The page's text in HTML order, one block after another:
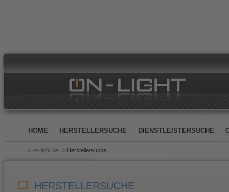
HOME HERSTELLERSUCHE DIENSTLEISTERSUCHE
> on-light.de > Herstellersuche
HERSTELLERSUCHE